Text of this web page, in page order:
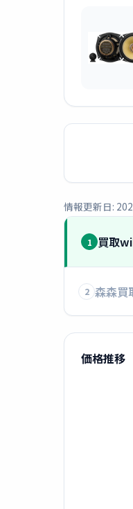
情報更新日:
1 買取
2 森森買
価格推移